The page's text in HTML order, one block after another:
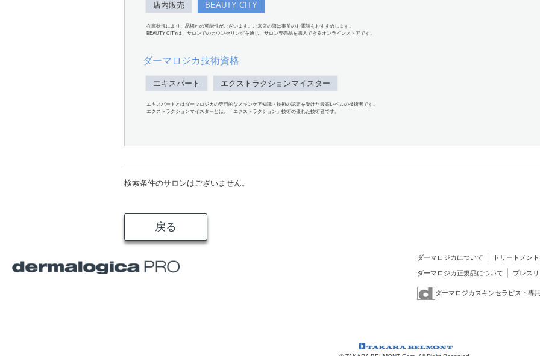
店内販売 BEAUTY CITY
在庫状況により、品切れの可能性がございます。ご来店の際は事前のお電話をおすすめします。
BEAUTY CITYは、サロンでのカウンセリングを通じ、サロン専売品を購入できるオンラインストアです。
ダーマロジカ技術資格
エキスパート エクストラクションマイスター
エキスパートとはダーマロジカの専門的なスキンケア知識・技術の認定を受けた最高レベルの技術者です。
エクストラクションマイスターとは、「エクストラクション」技術の優れた技術者です。
検索条件のサロンはございません。
戻る
ダーマロジカについて トリートメント
ダーマロジカ正規品について プレス
ダーマロジカスキンセラピスト専